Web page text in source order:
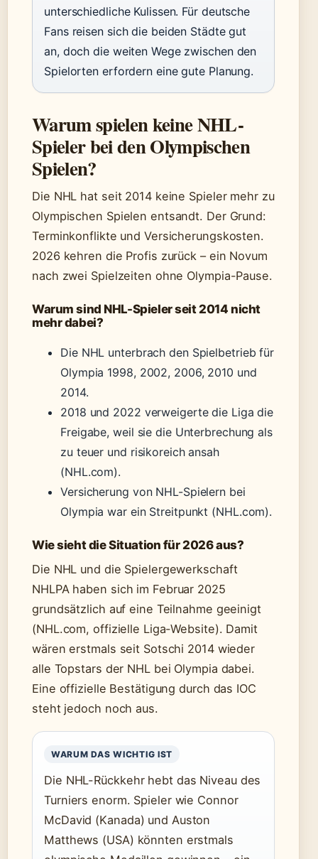
unterschiedliche Kulissen. Für deutsche
Fans reisen sich die beiden Städte gut
an, doch die weiten Wege zwischen den
Spielorten erfordern eine gute Planung.
Warum spielen keine NHL-
Spieler bei den Olympischen
Spielen?
Die NHL hat seit 2014 keine Spieler mehr zu
Olympischen Spielen entsandt. Der Grund:
Terminkonflikte und Versicherungskosten.
2026 kehren die Profis zurück – ein Novum
nach zwei Spielzeiten ohne Olympia-Pause.
Warum sind NHL-Spieler seit 2014 nicht
mehr dabei?
Die NHL unterbrach den Spielbetrieb für
Olympia 1998, 2002, 2006, 2010 und
2014.
2018 und 2022 verweigerte die Liga die
Freigabe, weil sie die Unterbrechung als
zu teuer und risikoreich ansah
(NHL.com).
Versicherung von NHL-Spielern bei
Olympia war ein Streitpunkt (NHL.com).
Wie sieht die Situation für 2026 aus?
Die NHL und die Spielergewerkschaft
NHLPA haben sich im Februar 2025
grundsätzlich auf eine Teilnahme geeinigt
(NHL.com, offizielle Liga-Website). Damit
wären erstmals seit Sotschi 2014 wieder
alle Topstars der NHL bei Olympia dabei.
Eine offizielle Bestätigung durch das IOC
steht jedoch noch aus.
WARUM DAS WICHTIG IST
Die NHL-Rückkehr hebt das Niveau des
Turniers enorm. Spieler wie Connor
McDavid (Kanada) und Auston
Matthews (USA) könnten erstmals